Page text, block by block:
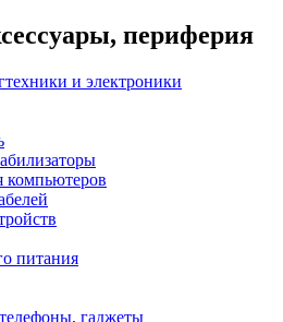
периферия
и электроники
компьютеров
питания
гаджеты